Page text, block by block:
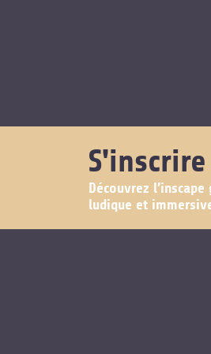
Découvrez
ludique et